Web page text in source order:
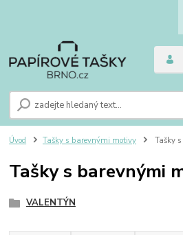
Úvod Tašky s barevnými motivy Tašky
Tašky s barevnými
VALENTÝN